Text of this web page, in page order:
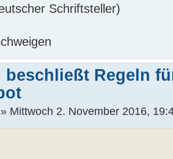
Schriftsteller)
beschließt Regeln
» Mittwoch 2. November 2016,